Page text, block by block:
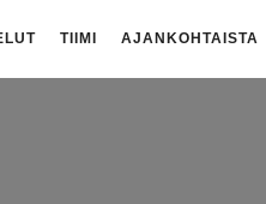
TIIMI AJANKOHTAISTA